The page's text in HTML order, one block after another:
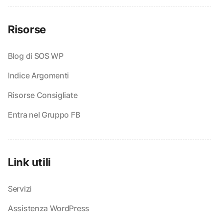
Risorse
Blog di SOS WP
Indice Argomenti
Risorse Consigliate
Entra nel Gruppo FB
Link utili
Servizi
Assistenza WordPress